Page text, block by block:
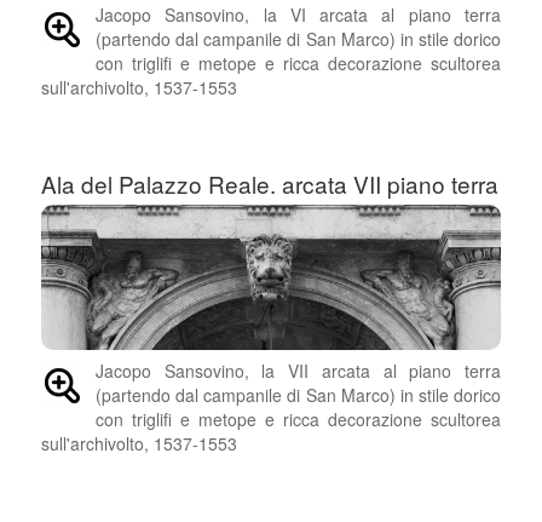
Jacopo Sansovino, la VI arcata al piano terra
(partendo dal campanile di San Marco) in stile dorico
con triglifi e metope e ricca decorazione scultorea
sull'archivolto, 1537-1553
Ala del Palazzo Reale. arcata VII piano terra
Jacopo Sansovino, la VII arcata al piano terra
(partendo dal campanile di San Marco) in stile dorico
con triglifi e metope e ricca decorazione scultorea
sull'archivolto, 1537-1553